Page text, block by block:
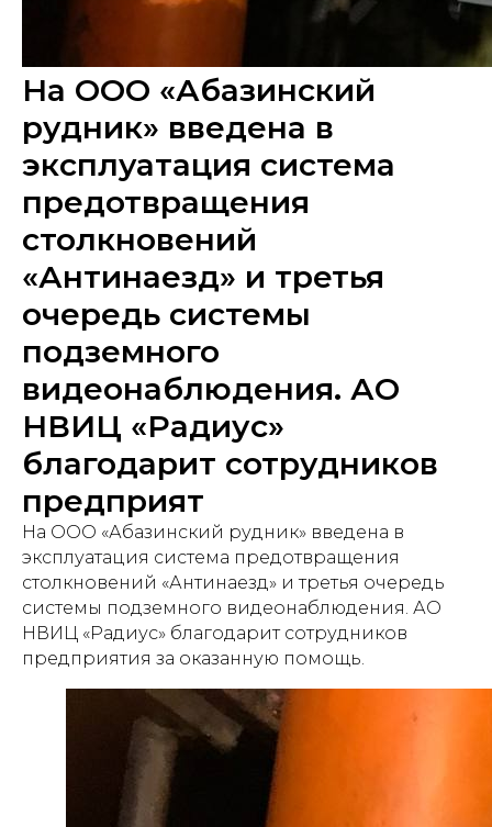
На ООО «Абазинский
рудник» введена в
эксплуатация система
предотвращения
столкновений
«Антинаезд» и третья
очередь системы
подземного
видеонаблюдения. АО
НВИЦ «Радиус»
благодарит сотрудников
предприят
На ООО «Абазинский рудник» введена в
эксплуатация система предотвращения
столкновений «Антинаезд» и третья очередь
системы подземного видеонаблюдения. АО
НВИЦ «Радиус» благодарит сотрудников
предприятия за оказанную помощь.